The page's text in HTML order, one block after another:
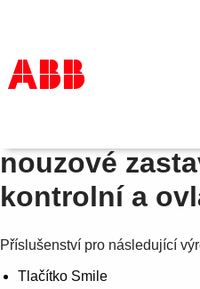
Produkty
Nabídka A-Z
Služby
Kariéra
Příslušenství
nouzové
kontrolní a
Příslušenství pro následující
Tlačítko Smile